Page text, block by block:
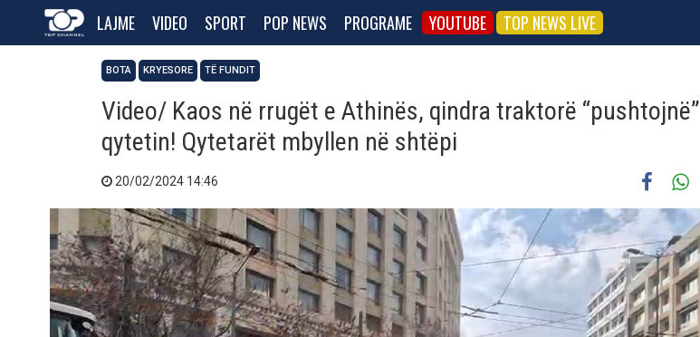
LAJME VIDEO SPORT POP NEWS PROGRAME YOUTUBE TOP NEWS LIVE
BOTA KRYESORE TË FUNDIT
Video/ Kaos në rrugët e Athinës, qindra traktorë “pushtojnë”
qytetin! Qytetarët mbyllen në shtëpi
20/02/2024 14:46